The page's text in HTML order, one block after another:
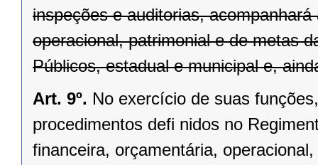
inspeções e auditorias,
operacional, patrimonial e de metas
Públicos, estadual e municipal e,
Art. 9º. No exercício de suas
procedimentos defi nidos no
financeira, orçamentária,